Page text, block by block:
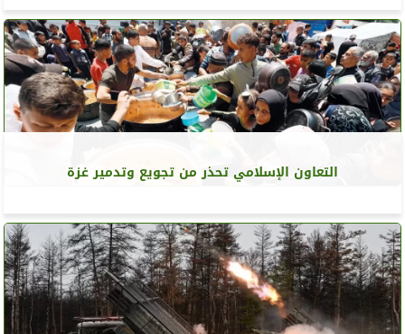
التعاون الإسلامي تحذر من تجويع وتدمير غزة